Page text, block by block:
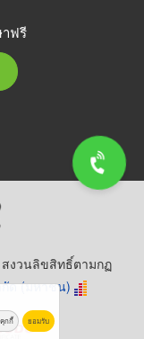
ฟรี
สงวนลิขสิทธิ์ตามกฏ
กัด (มหาชน)
กกี้ ยอมรับ